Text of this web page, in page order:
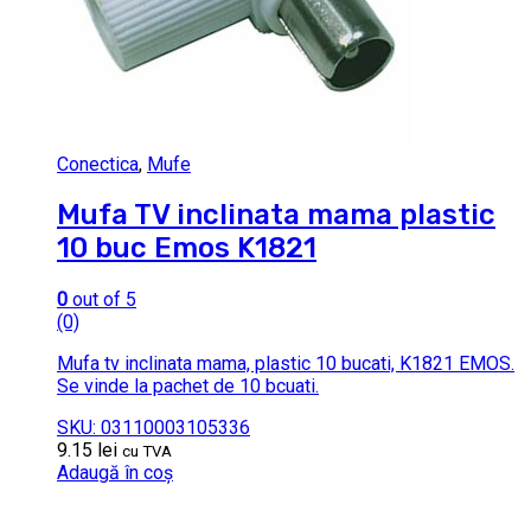
Conectica, Mufe
Mufa TV inclinata mama plastic
10 buc Emos K1821
0 out of 5
(0)
Mufa tv inclinata mama, plastic 10 bucati, K1821 EMOS.
Se vinde la pachet de 10 bcuati.
SKU: 03110003105336
9.15 lei cu TVA
Adaugă în coș